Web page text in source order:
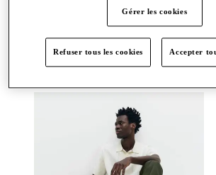
Services
Gérer les cookies
Refuser tous les cookies Accepter